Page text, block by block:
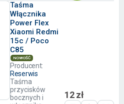
Taśma
Włącznika
Power Flex
Xiaomi Redmi
15c / Poco
C85
NOWOŚĆ
Producent:
Reserwis
Taśma
przycisków
bocznych i
12 zł